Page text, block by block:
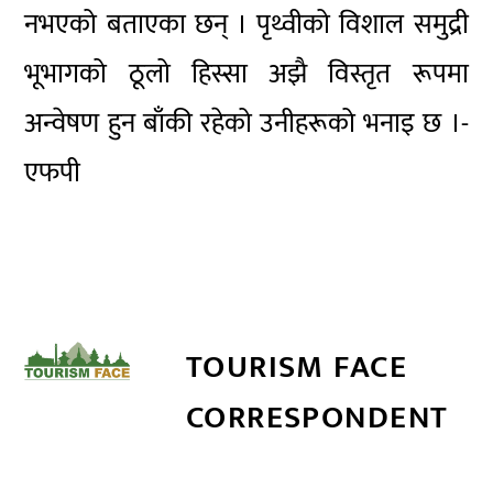
नभएको बताएका छन् । पृथ्वीको विशाल समुद्री
भूभागको ठूलो हिस्सा अझै विस्तृत रूपमा
अन्वेषण हुन बाँकी रहेको उनीहरूको भनाइ छ ।-
एफपी
TOURISM FACE
CORRESPONDENT